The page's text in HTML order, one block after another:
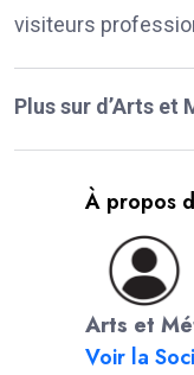
visiteurs
Plus sur d’Arts et
À propos
Arts et
Voir la